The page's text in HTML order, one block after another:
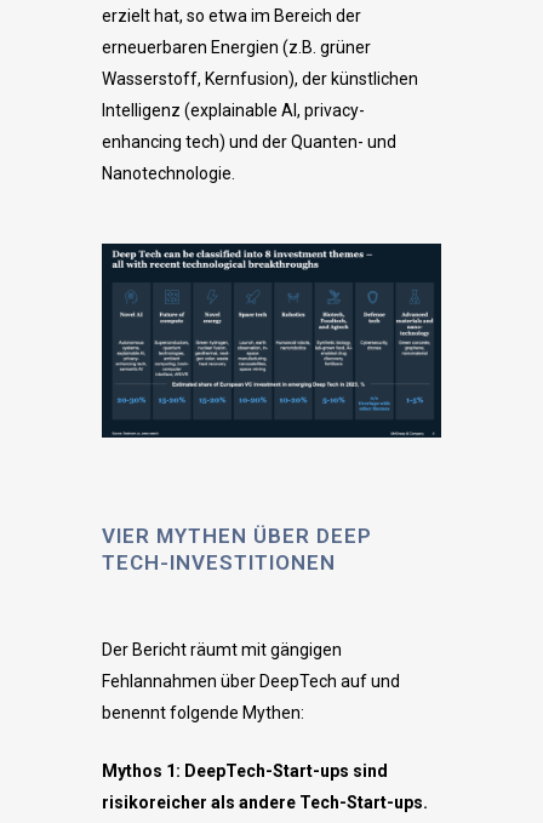
erzielt hat, so etwa im Bereich der
erneuerbaren Energien (z.B. grüner
Wasserstoff, Kernfusion), der künstlichen
Intelligenz (explainable AI, privacy-
enhancing tech) und der Quanten- und
Nanotechnologie.
VIER MYTHEN ÜBER DEEP
TECH-INVESTITIONEN
Der Bericht räumt mit gängigen
Fehlannahmen über DeepTech auf und
benennt folgende Mythen:
Mythos 1: DeepTech-Start-ups sind
risikoreicher als andere Tech-Start-ups.